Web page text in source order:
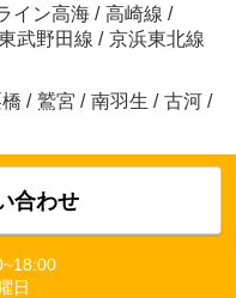
イン高海 / 高崎線 /
武野田線 / 京浜東北線
/ 鷲宮 / 南羽生 / 古河 /
合わせ
日